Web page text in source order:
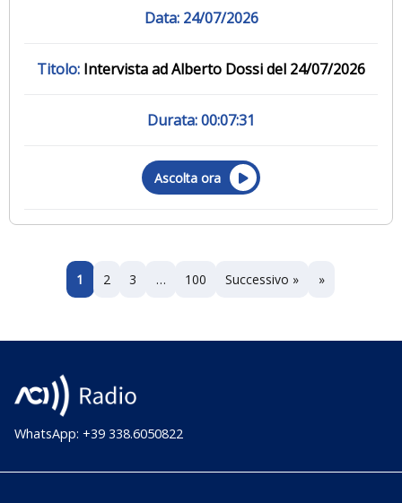
24/07/2026
Intervista ad Alberto Dossi del 24/07/2026
00:07:31
Ascolta ora
1 2 3 … 100 Successivo » »
WhatsApp: +39 338.6050822